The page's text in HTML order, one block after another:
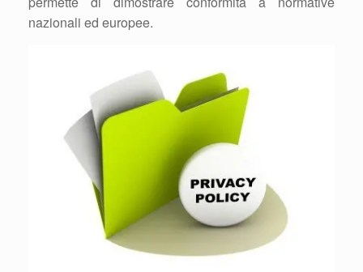
nazionali ed europee.